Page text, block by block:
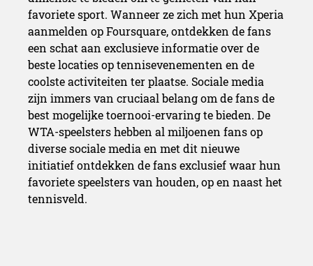
favoriete sport. Wanneer ze zich met hun Xperia
aanmelden op Foursquare, ontdekken de fans
een schat aan exclusieve informatie over de
beste locaties op tennisevenementen en de
coolste activiteiten ter plaatse. Sociale media
zijn immers van cruciaal belang om de fans de
best mogelijke toernooi-ervaring te bieden. De
WTA-speelsters hebben al miljoenen fans op
diverse sociale media en met dit nieuwe
initiatief ontdekken de fans exclusief waar hun
favoriete speelsters van houden, op en naast het
tennisveld.